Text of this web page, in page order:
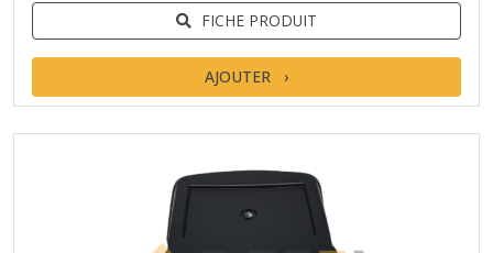
FICHE PRODUIT
AJOUTER